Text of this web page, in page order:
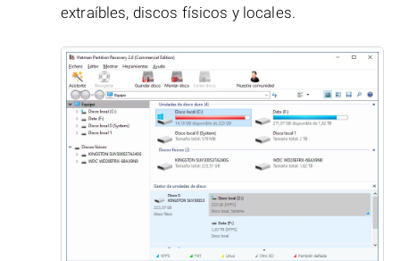
extraíbles, discos físicos y locales.